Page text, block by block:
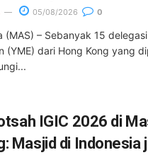
05/08/2026 0
(MAS) – Sebanyak 15
(YME) dari Hong Kong yang
IGIC 2026 di
Masjid di Indonesia